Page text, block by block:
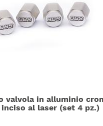
valvola in alluminio
inciso al laser (set 4 pz.)